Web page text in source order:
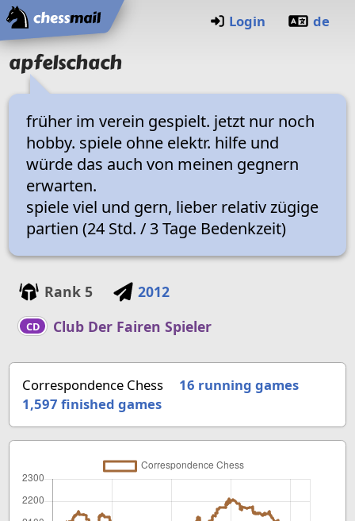
Home
Login de
apfelschach
früher im verein gespielt. jetzt nur noch
hobby. spiele ohne elektr. hilfe und
würde das auch von meinen gegnern
erwarten.
spiele viel und gern, lieber relativ zügige
partien (24 Std. / 3 Tage Bedenkzeit)
Rank 5 2012
CD Club Der Fairen Spieler
Correspondence Chess
16 running games
1,597 finished games